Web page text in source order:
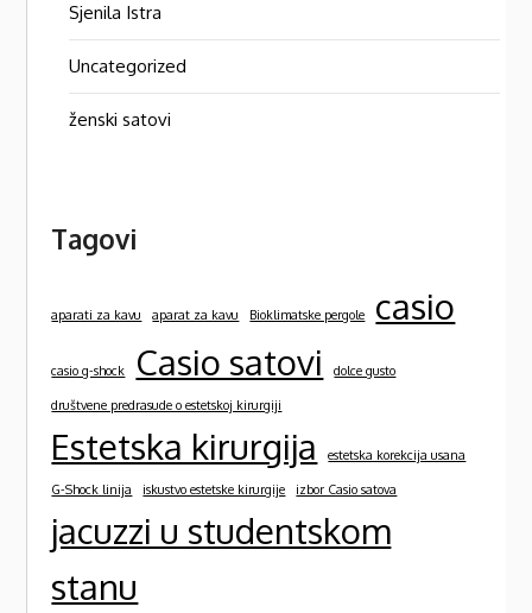
Sjenila Istra
Uncategorized
ženski satovi
Tagovi
aparati za kavu aparat za kavu Bioklimatske pergole casio
casio g-shock Casio satovi dolce gusto
društvene predrasude o estetskoj kirurgiji
Estetska kirurgija estetska korekcija usana
G-Shock linija iskustvo estetske kirurgije izbor Casio satova
jacuzzi u studentskom
stanu